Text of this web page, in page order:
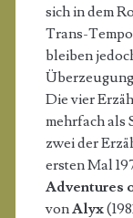
sich in dem
Trans-
bleiben
Die vier
mehrfach als
zwei der
ersten Mal
Adventures
vonAlyx